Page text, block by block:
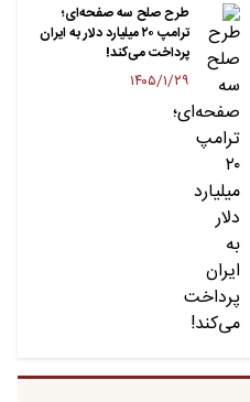
طرح صلح سه صفحه‌ای؛
ترامپ ۲۰ میلیارد دلار به ایران
پرداخت می‌کند!
۱۴۰۵/۱/۲۹